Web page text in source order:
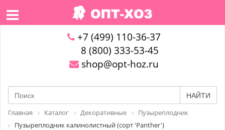
+7 (499) 110-36-37
8 (800) 333-53-45
shop@opt-hoz.ru
НАЙТИ
Главная Каталог Декоративные
Пузыреплодник
Пузыреплодник калинолистный (сорт 'Panther')